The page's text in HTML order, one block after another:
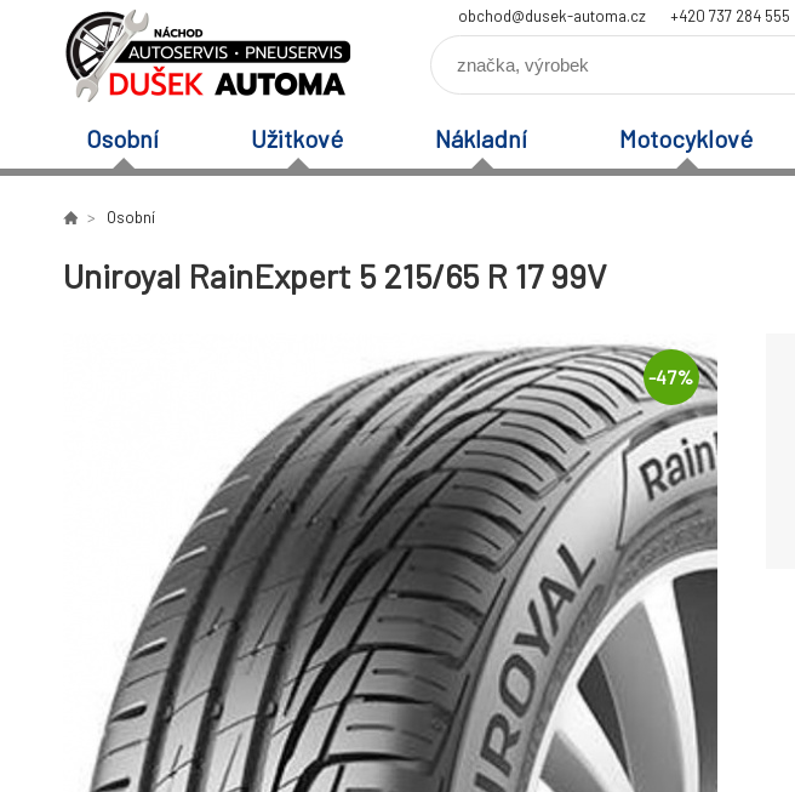
obchod@dusek-automa.cz +420 737 284 555
Osobní Užitkové Nákladní Motocyklové
Osobní
Uniroyal RainExpert 5 215/65 R 17 99V
-47%